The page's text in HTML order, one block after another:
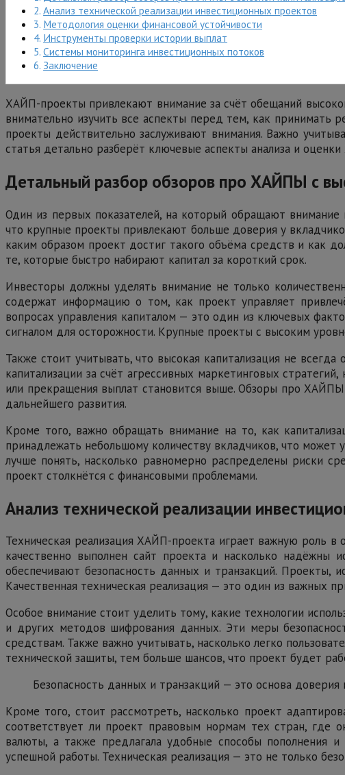
Анализ технической реализации инвестиционных проектов
Методология оценки финансовой устойчивости
Инструменты проверки истории выплат
Системы мониторинга инвестиционных потоков
Заключение
ХАЙП-проекты привлекают внимание за счёт обещаний
внимательно изучить все аспекты перед тем, как
проекты действительно заслуживают внимания. Важно
статья детально разберёт ключевые аспекты анализа и
Детальный разбор обзоров про ХАЙПЫ с
Один из первых показателей, на который обращают
что крупные проекты привлекают больше доверия у
каким образом проект достиг такого объёма средств и как
те, которые быстро набирают капитал за короткий срок.
Инвесторы должны уделять внимание не только
содержат информацию о том, как проект управляет
вопросах управления капиталом — это один из ключевых
сигналом для осторожности. Крупные проекты с высоким
Также стоит учитывать, что высокая капитализация не
капитализации за счёт агрессивных маркетинговых
или прекращения выплат становится выше. Обзоры про ХАЙПЫ
дальнейшего развития.
Кроме того, важно обращать внимание на то, как
принадлежать небольшому количеству вкладчиков, что
лучше понять, насколько равномерно распределены риски
проект столкнётся с финансовыми проблемами.
Анализ технической реализации
Техническая реализация ХАЙП-проекта играет важную роль
качественно выполнен сайт проекта и насколько
обеспечивают безопасность данных и транзакций. Проекты,
Качественная техническая реализация — это один из важных
Особое внимание стоит уделить тому, какие технологии
и других методов шифрования данных. Эти меры
средствам. Также важно учитывать, насколько легко
технической защиты, тем больше шансов, что проект будет
Безопасность данных и транзакций — это основа
Кроме того, стоит рассмотреть, насколько проект
соответствует ли проект правовым нормам тех стран, где
валюты, а также предлагала удобные способы
успешной работы. Техническая реализация — это не только